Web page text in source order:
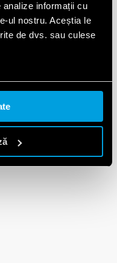
analize informații cu
ul nostru. Aceștia le
de dvs. sau culese